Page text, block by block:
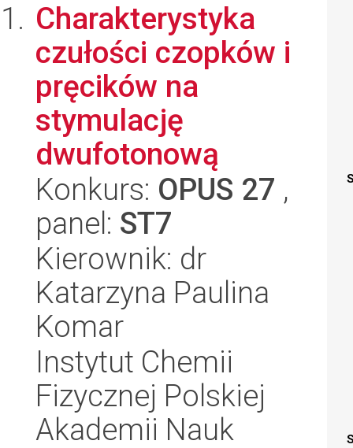
Charakterystyka
czułości czopków i
pręcików na
stymulację
dwufotonową
Konkurs: OPUS 27 ,
panel: ST7
Kierownik: dr
Katarzyna Paulina
Komar
Instytut Chemii
Fizycznej Polskiej
Akademii Nauk